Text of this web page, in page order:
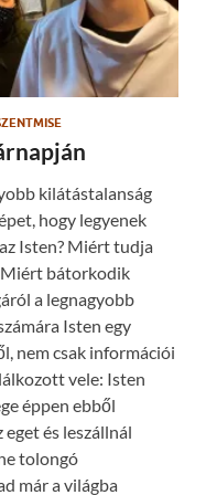
kilátástalanság
hogy legyenek
Isten? Miért tudja
Miért bátorkodik
a legnagyobb
Isten egy
nem csak információi
vele: Isten
éppen ebből
és leszállnál
tolongó
már a világba